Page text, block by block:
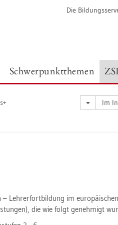
Die
Schwer­punkt­the­men
– Leh­rer­fort­bil­dung im
die wie folgt ge­neh­migt